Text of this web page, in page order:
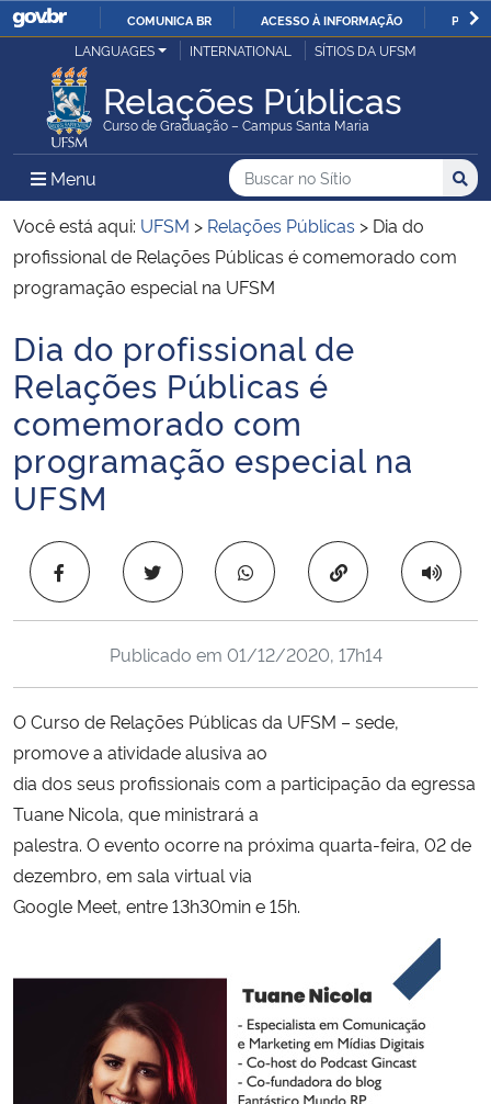
IR
O
COMUNICA BR ACESSO À INFORMAÇÃO
Ministério da Justiça e Segurança Pública
Ministério da Defesa
Ministério das Relações Exteriores
Ministério da Economia
Ministério da Infraestrutura
Ministério da Agricultura, Pecuária e Abastecimento
Ministério da Educação
Ministério da Cidadania
Ministério da Saúde
Ministério de Minas e Energia
Ministério da Ciência, Tecnologia, Inovações e Comunicações
Ministério do Meio Ambiente
Ministério do Turismo
Ministério do Desenvolvimento Regional
Controladoria-Geral da União
Ministério da Mulher, da Família e dos Direitos Humanos
Secretaria-Geral
Secretaria de Governo
LANGUAGES INTERNATIONAL SÍTIOS DA UFSM
Relações Públicas
Curso de Graduação – Campus Santa Maria
Menu Menu Principal do Sítio
Busca
Buscar no no Sítio
Busca:
Você está aqui: UFSM > Relações Públicas > Dia do
profissional de Relações Públicas é comemorado com
programação especial na UFSM
Início do conteúdo
Dia do profissional de
Relações Públicas é
comemorado com
programação especial na
UFSM
Copiar para área
Publicado em 01/12/2020, 17h14
O Curso de Relações Públicas da UFSM – sede,
promove a atividade alusiva ao
dia dos seus profissionais com a participação da egressa
Tuane Nicola, que ministrará a
palestra. O evento ocorre na próxima quarta-feira, 02 de
dezembro, em sala virtual via
Google Meet, entre 13h30min e 15h.